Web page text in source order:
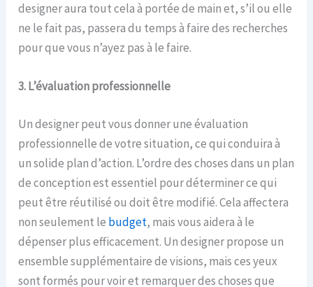
designer aura tout cela à portée de main et, s’il ou elle
ne le fait pas, passera du temps à faire des recherches
pour que vous n’ayez pas à le faire.
3. L’évaluation professionnelle
Un designer peut vous donner une évaluation
professionnelle de votre situation, ce qui conduira à
un solide plan d’action. L’ordre des choses dans un plan
de conception est essentiel pour déterminer ce qui
peut être réutilisé ou doit être modifié. Cela affectera
non seulement le budget, mais vous aidera à le
dépenser plus efficacement. Un designer propose un
ensemble supplémentaire de visions, mais ces yeux
sont formés pour voir et remarquer des choses que